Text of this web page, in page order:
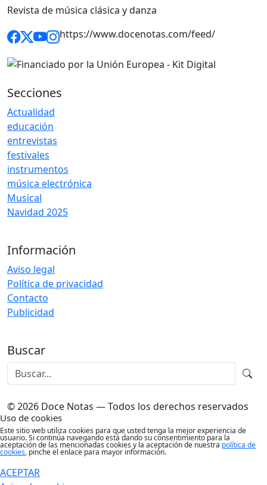
Revista de música clásica y danza
https://www.docenotas.com/feed/
Secciones
Actualidad
educación
entrevistas
festivales
instrumentos
música electrónica
Musical
Navidad 2025
Información
Aviso legal
Política de privacidad
Contacto
Publicidad
Buscar
© 2026 Doce Notas — Todos los derechos reservados
Uso de cookies
Este sitio web utiliza cookies para que usted tenga la mejor experiencia de
usuario. Si continúa navegando está dando su consentimiento para la
aceptación de las mencionadas cookies y la aceptación de nuestra política de
cookies, pinche el enlace para mayor información.
ACEPTAR